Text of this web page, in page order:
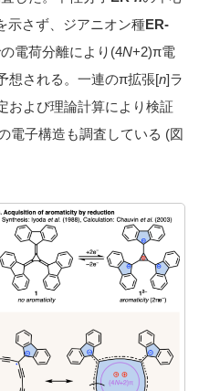
示さず、ジアニオン種ER-
電荷分離により(4N+2)π電
想される。一連のπ拡張[n]ラ
および理論計算により検証
電子構造も調査している (図